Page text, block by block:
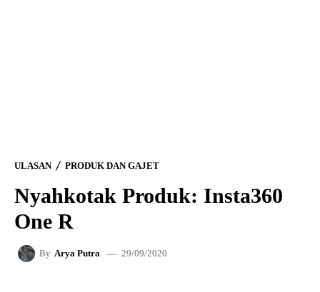
ULASAN PRODUK DAN GAJET
Nyahkotak Produk: Insta360
One R
By Arya Putra 29/09/2020